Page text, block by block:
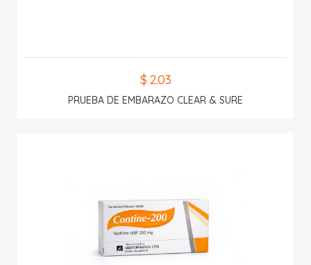
$ 2.03
PRUEBA DE EMBARAZO CLEAR & SURE